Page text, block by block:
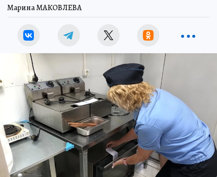
Марина МАКОВЛЕВА